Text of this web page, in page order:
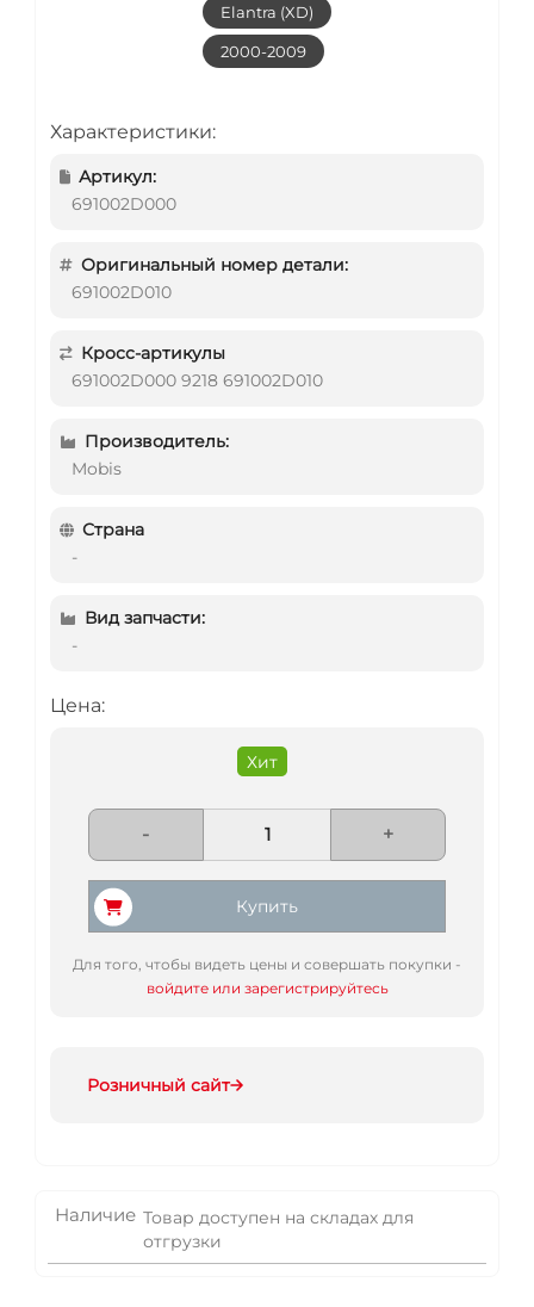
Elantra (XD)
2000-2009
Характеристики:
Артикул:
691002D000
Оригинальный номер детали:
691002D010
Кросс-артикулы
691002D000 9218 691002D010
Производитель:
Mobis
Страна
-
Вид запчасти:
-
Цена:
Хит
- +
Купить
Для того, чтобы видеть цены и совершать покупки -
войдите или зарегистрируйтесь
Розничный сайт
Наличие Товар доступен на складах для
отгрузки